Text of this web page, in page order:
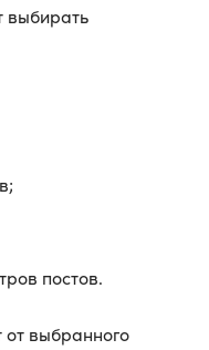
выбирать
постов.
от выбранного